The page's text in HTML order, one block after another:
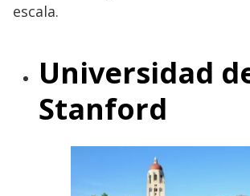
escala.
Universidad
Stanford